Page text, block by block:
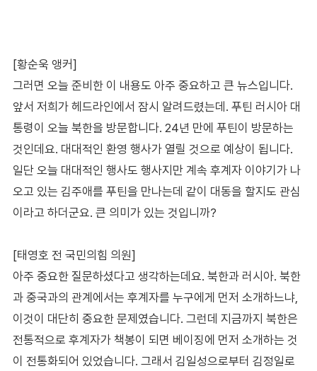
[황순욱 앵커]
그러면 오늘 준비한 이 내용도 아주 중요하고 큰 뉴스입니다.
앞서 저희가 헤드라인에서 잠시 알려드렸는데. 푸틴 러시아 대
통령이 오늘 북한을 방문합니다. 24년 만에 푸틴이 방문하는
것인데요. 대대적인 환영 행사가 열릴 것으로 예상이 됩니다.
일단 오늘 대대적인 행사도 행사지만 계속 후계자 이야기가 나
오고 있는 김주애를 푸틴을 만나는데 같이 대동을 할지도 관심
이라고 하더군요. 큰 의미가 있는 것입니까?
[태영호 전 국민의힘 의원]
아주 중요한 질문하셨다고 생각하는데요. 북한과 러시아. 북한
과 중국과의 관계에서는 후계자를 누구에게 먼저 소개하느냐,
이것이 대단히 중요한 문제였습니다. 그런데 지금까지 북한은
전통적으로 후계자가 책봉이 되면 베이징에 먼저 소개하는 것
이 전통화되어 있었습니다. 그래서 김일성으로부터 김정일로